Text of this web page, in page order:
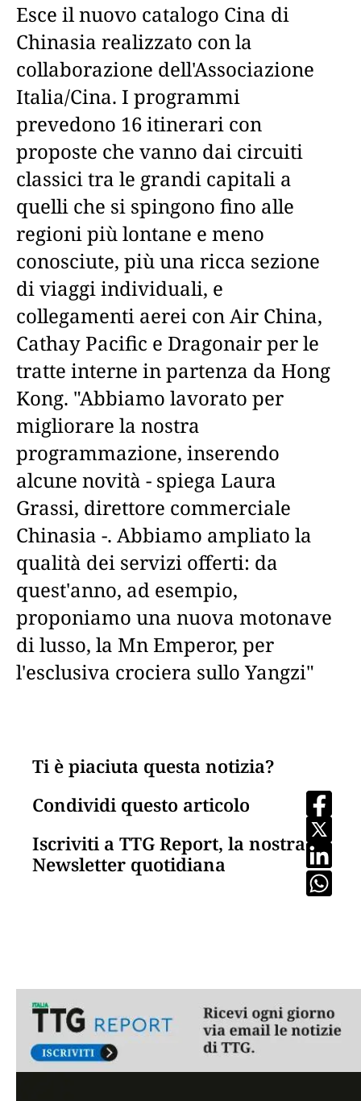
Esce il nuovo catalogo Cina di
Chinasia realizzato con la
collaborazione dell'Associazione
Italia/Cina. I programmi
prevedono 16 itinerari con
proposte che vanno dai circuiti
classici tra le grandi capitali a
quelli che si spingono fino alle
regioni più lontane e meno
conosciute, più una ricca sezione
di viaggi individuali, e
collegamenti aerei con Air China,
Cathay Pacific e Dragonair per le
tratte interne in partenza da Hong
Kong. "Abbiamo lavorato per
migliorare la nostra
programmazione, inserendo
alcune novità - spiega Laura
Grassi, direttore commerciale
Chinasia -. Abbiamo ampliato la
qualità dei servizi offerti: da
quest'anno, ad esempio,
proponiamo una nuova motonave
di lusso, la Mn Emperor, per
l'esclusiva crociera sullo Yangzi"
Ti è piaciuta questa notizia?
Condividi questo articolo
Iscriviti a TTG Report, la nostra
Newsletter quotidiana